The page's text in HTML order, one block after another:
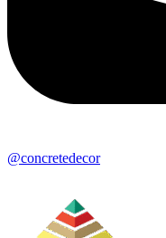
@concretedecor